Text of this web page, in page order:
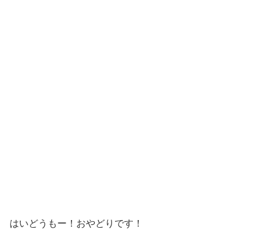
はいどうもー！おやどりです！